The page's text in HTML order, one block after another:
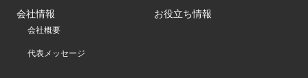
会社情報
会社概要
代表メッセージ
お役立ち情報